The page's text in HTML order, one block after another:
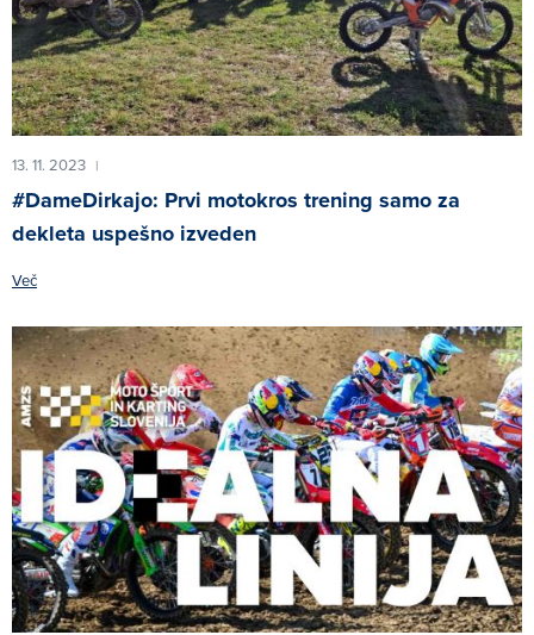
13. 11. 2023 |
#DameDirkajo: Prvi motokros trening samo za
dekleta uspešno izveden
Več